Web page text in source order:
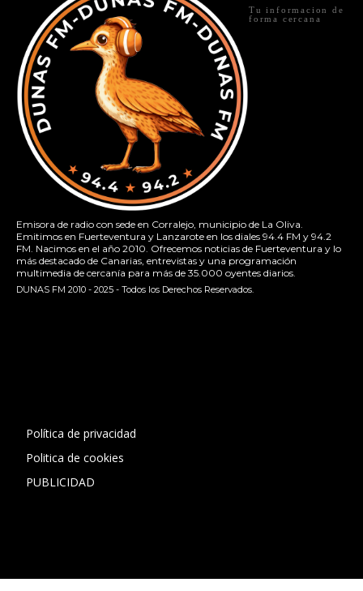
Tu informacion de
forma cercana
Emisora de radio con sede en Corralejo, municipio de La Oliva.
Emitimos en Fuerteventura y Lanzarote en los diales 94.4 FM y 94.2
FM. Nacimos en el año 2010. Ofrecemos noticias de Fuerteventura y lo
más destacado de Canarias, entrevistas y una programación
multimedia de cercanía para más de 35.000 oyentes diarios.
DUNAS FM 2010 - 2025 - Todos los Derechos Reservados.
Política de privacidad
Politica de cookies
PUBLICIDAD